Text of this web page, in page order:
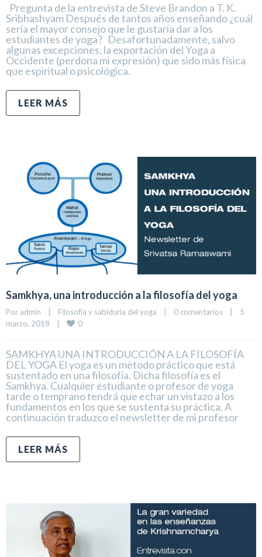
Pregunta de la entrevista de Steve Brandon a T. K.
Sribhashyam Después de tantos años enseñando ¿cuál
sería el mayor consejo que le gustaría dar a los
estudiantes de yoga? Desafortunadamente, salvo
algunas excepciones, la exportación del Yoga a
Occidente (perdona mi expresión) que sido más física
que espiritual o psicológica.
LEER MÁS
Samkhya, una introducción a la filosofía del yoga
Por admin Filosofía y sabiduría del yoga 0 comentarios
5
marzo, 2018
0
SAMKHYA UNA INTRODUCCIÓN A LA FILOSOFÍA
DEL YOGA El yoga es un método práctico que está
sustentado en una filosofía. Dicha filosofía es el
Samkhya. Cualquier estudiante o profesor de yoga
tarde o temprano tendrá que echar un vistazo a los
fundamentos en los que se sustenta su práctica. A
continuación traduzco el newsletter de mi profesor
LEER MÁS